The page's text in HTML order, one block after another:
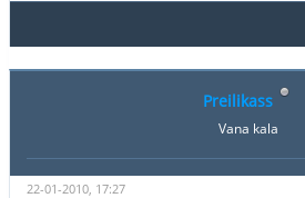
Preilikass
Vana kala
22-01-2010, 17:27